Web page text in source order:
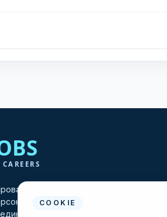
платформа для морских
объединяющая моряков и
профессиональной среде.
COOKIE